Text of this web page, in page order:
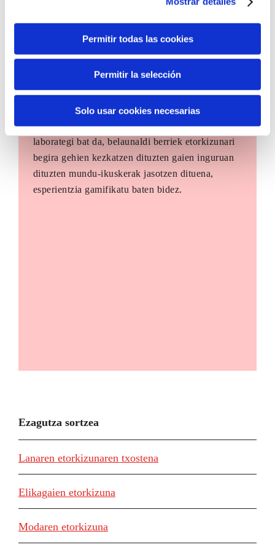
Permitir todas las cookies
Permitir la selección
Solo usar cookies necesarias
The Future Game
The Future Game gazteen parte-hartzerako
laborategi bat da, belaunaldi berriek etorkizunari
begira gehien kezkatzen dituzten gaien inguruan
dituzten mundu-ikuskerak jasotzen dituena,
esperientzia gamifikatu baten bidez.
Ezagutza sortzea
Lanaren etorkizunaren txostena
Elikagaien etorkizuna
Modaren etorkizuna